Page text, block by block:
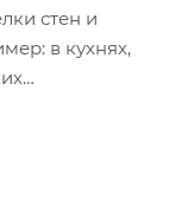
стен и
в кухнях,